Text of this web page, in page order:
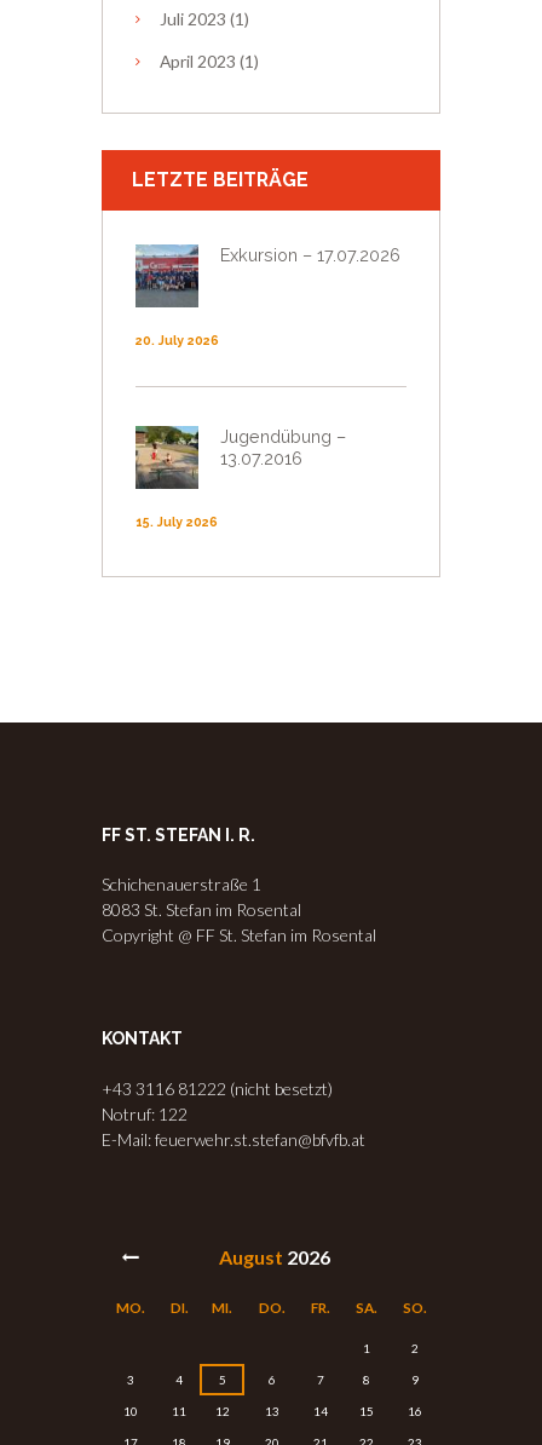
Juli 2023 (1)
April 2023 (1)
LETZTE BEITRÄGE
Exkursion – 17.07.2026
20. July 2026
Jugendübung –
13.07.2016
15. July 2026
FF ST. STEFAN I. R.
Schichenauerstraße 1
8083 St. Stefan im Rosental
Copyright @ FF St. Stefan im Rosental
KONTAKT
+43 3116 81222 (nicht besetzt)
Notruf: 122
E-Mail: feuerwehr.st.stefan@bfvfb.at
August 2026
MO. DI. MI. DO. FR. SA. SO.
1 2
3 4 5 6 7 8 9
10 11 12 13 14 15 16